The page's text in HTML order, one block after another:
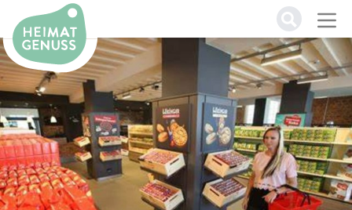
Heimatgenuss Logo